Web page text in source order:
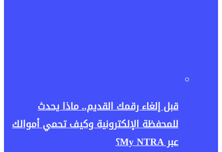
قبل إلغاء رقمك القديم.. ماذا يحدث
للمحفظة الإلكترونية وكيف تحمي أموالك
عبر My NTRA؟